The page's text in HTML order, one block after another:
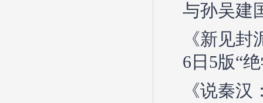
与孙吴建
《新见
6日5版“
《说秦